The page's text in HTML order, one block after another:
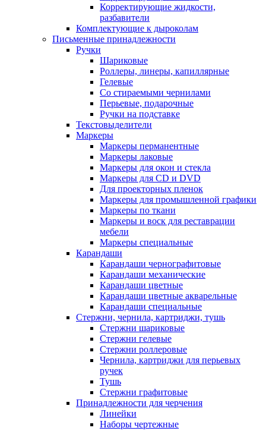
Корректирующие жидкости,
разбавители
Комплектующие к дыроколам
Письменные принадлежности
Ручки
Шариковые
Роллеры, линеры, капиллярные
Гелевые
Со стираемыми чернилами
Перьевые, подарочные
Ручки на подставке
Текстовыделители
Маркеры
Маркеры перманентные
Маркеры лаковые
Маркеры для окон и стекла
Маркеры для CD и DVD
Для проекторных пленок
Маркеры для промышленной графики
Маркеры по ткани
Маркеры и воск для реставрации
мебели
Маркеры специальные
Карандаши
Карандаши чернографитовые
Карандаши механические
Карандаши цветные
Карандаши цветные акварельные
Карандаши специальные
Стержни, чернила, картриджи, тушь
Стержни шариковые
Стержни гелевые
Стержни роллеровые
Чернила, картриджи для перьевых
ручек
Тушь
Стержни графитовые
Принадлежности для черчения
Линейки
Наборы чертежные